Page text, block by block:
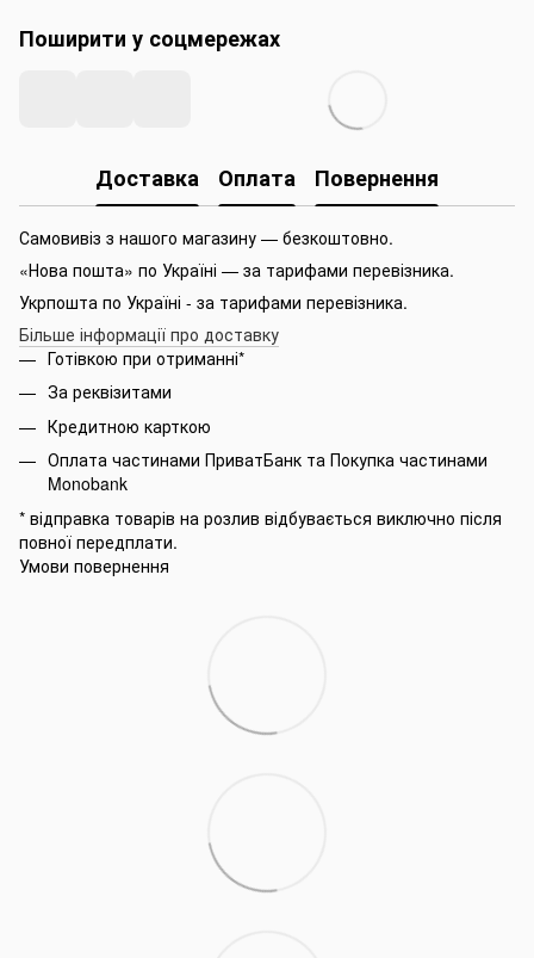
Поширити у соцмережах
Доставка Оплата Повернення
Самовивіз з нашого магазину — безкоштовно.
«Нова пошта» по Україні — за тарифами перевізника.
Укрпошта по Україні - за тарифами перевізника.
Більше інформації про доставку
Готівкою при отриманні*
За реквізитами
Кредитною карткою
Оплата частинами ПриватБанк та Покупка частинами
Monobank
* відправка товарів на розлив відбувається виключно після
повної передплати.
Умови повернення